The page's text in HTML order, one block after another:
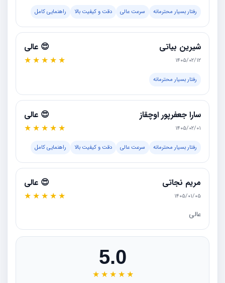
رفتار بسیار محترمانه سرعت عالی دقت و کیفیت بالا راهنمایی کامل
شیرین بیاتی
۱۴۰۵/۰۲/۱۲
😍 عالی
★
★
★
★
★
رفتار بسیار محترمانه
سارا جعفرپور اوچقاز
۱۴۰۵/۰۲/۰۱
😍 عالی
★
★
★
★
★
رفتار بسیار محترمانه سرعت عالی دقت و کیفیت بالا راهنمایی کامل
مریم نجاتی
۱۴۰۵/۰۱/۰۵
😍 عالی
★
★
★
★
★
عالی
5.0
★
★
★
★
★